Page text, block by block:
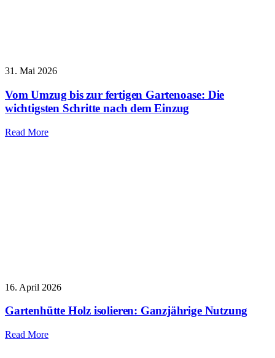
31. Mai 2026
Vom Umzug bis zur fertigen Gartenoase: Die
wichtigsten Schritte nach dem Einzug
Read More
16. April 2026
Gartenhütte Holz isolieren: Ganzjährige Nutzung
Read More